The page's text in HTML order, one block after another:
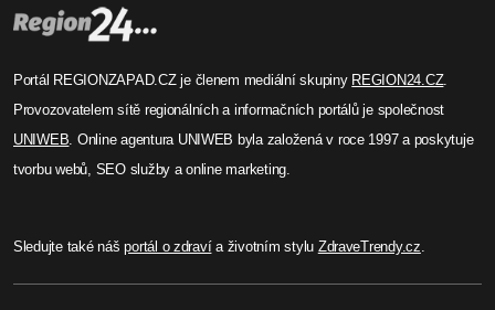
Portál REGIONZAPAD.CZ je členem mediální skupiny REGION24.CZ.
Provozovatelem sítě regionálních a informačních portálů je společnost
UNIWEB. Online agentura UNIWEB byla založená v roce 1997 a poskytuje
tvorbu webů, SEO služby a online marketing.
Sledujte také nášportál o zdravía životním stylu ZdraveTrendy.cz.